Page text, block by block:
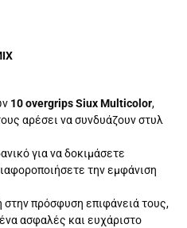
10 overgrips Siux Multicolor,
αρέσει να συνδυάζουν στυλ
για να δοκιμάσετε
την εμφάνιση
στην πρόσφυση επιφάνειά τους,
ασφαλές και ευχάριστο